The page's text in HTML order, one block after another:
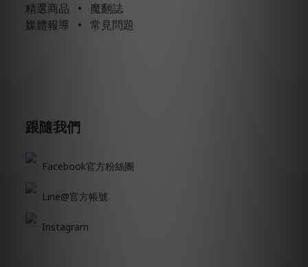
精選商品 •
魔翻誌
媒體報導
• 常見問題
跟隨我們
Facebook官方粉絲團
Line@官方帳號
Instagram